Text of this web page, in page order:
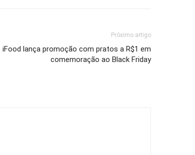
Próximo artigo
iFood lança promoção com pratos a R$1 em
comemoração ao Black Friday